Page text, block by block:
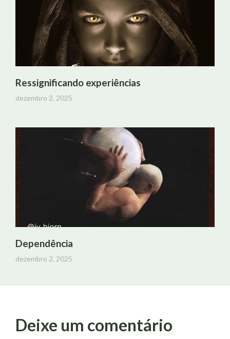
Ressignificando experiências
dezembro 2, 2025
Dependência
dezembro 2, 2025
Deixe um comentário